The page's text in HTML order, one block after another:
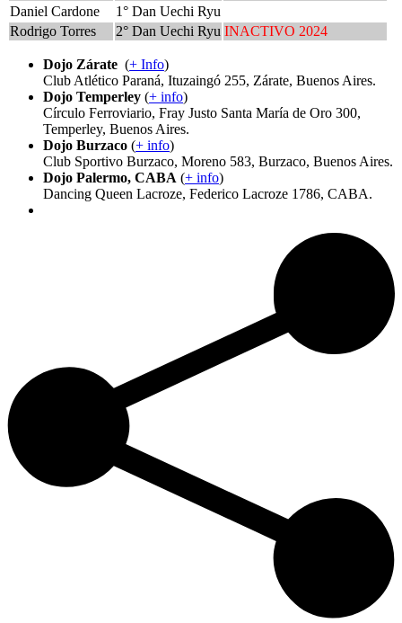
Daniel Cardone
1° Dan Uechi Ryu
Rodrigo Torres
2° Dan Uechi Ryu INACTIVO 2024
Dojo Zárate (+ Info)
Club Atlético Paraná, Ituzaingó 255, Zárate, Buenos Aires.
Dojo Temperley (+ info)
Círculo Ferroviario, Fray Justo Santa María de Oro 300,
Temperley, Buenos Aires.
Dojo Burzaco (+ info)
Club Sportivo Burzaco, Moreno 583, Burzaco, Buenos Aires.
Dojo Palermo, CABA (+ info)
Dancing Queen Lacroze, Federico Lacroze 1786, CABA.